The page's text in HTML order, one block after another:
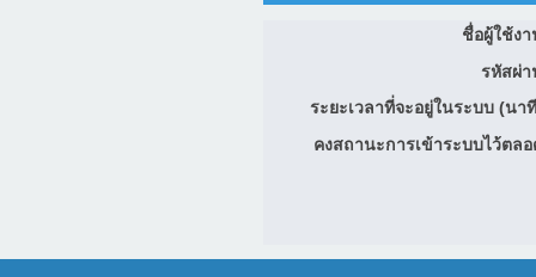
ชื่อผู้ใช้ง
รหัสผ่
ระยะเวลาที่จะอยู่ในระบบ (นา
คงสถานะการเข้าระบบไว้ตล